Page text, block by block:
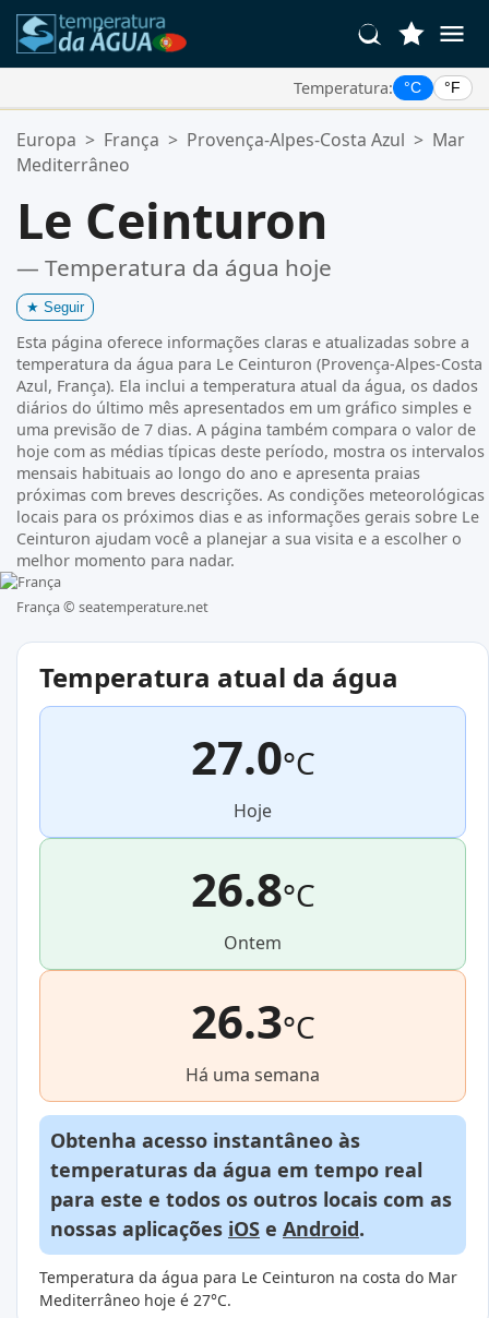
Temperatura: °C °F
Suas Localizações Favoritas:
Sua lista de favoritos está vazia.
Europa > França > Provença-Alpes-Costa Azul > Mar
Mediterrâneo
Le Ceinturon
— Temperatura da água hoje
★ Seguir
Esta página oferece informações claras e atualizadas sobre a
temperatura da água para Le Ceinturon (Provença-Alpes-Costa
Azul, França). Ela inclui a temperatura atual da água, os dados
diários do último mês apresentados em um gráfico simples e
uma previsão de 7 dias. A página também compara o valor de
hoje com as médias típicas deste período, mostra os intervalos
mensais habituais ao longo do ano e apresenta praias
próximas com breves descrições. As condições meteorológicas
locais para os próximos dias e as informações gerais sobre Le
Ceinturon ajudam você a planejar a sua visita e a escolher o
melhor momento para nadar.
França © seatemperature.net
Temperatura atual da água
27.0°C
Hoje
26.8°C
Ontem
26.3°C
Há uma semana
Obtenha acesso instantâneo às
temperaturas da água em tempo real
para este e todos os outros locais com as
nossas aplicações iOS e Android.
Temperatura da água para Le Ceinturon na costa do Mar
Mediterrâneo hoje é 27°C.